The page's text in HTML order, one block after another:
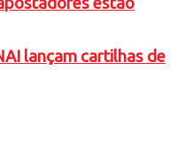
lançam cartilhas de